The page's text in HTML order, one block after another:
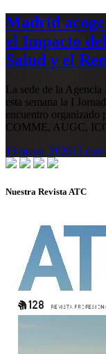
Madrid
el Impacto
Salud y el
La sede de la
esta semana la I
encuentro
COMME, AUGC,
13 mayo, 202613
Nuestra Revista ATC